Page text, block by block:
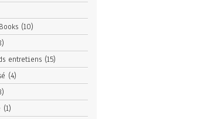
(10)
entretiens(15)
(4)
(1)